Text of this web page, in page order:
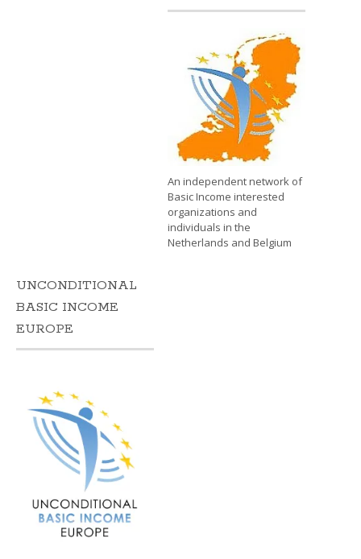
An independent network of
Basic Income interested
organizations and
individuals in the
Netherlands and Belgium
UNCONDITIONAL
BASIC INCOME
EUROPE